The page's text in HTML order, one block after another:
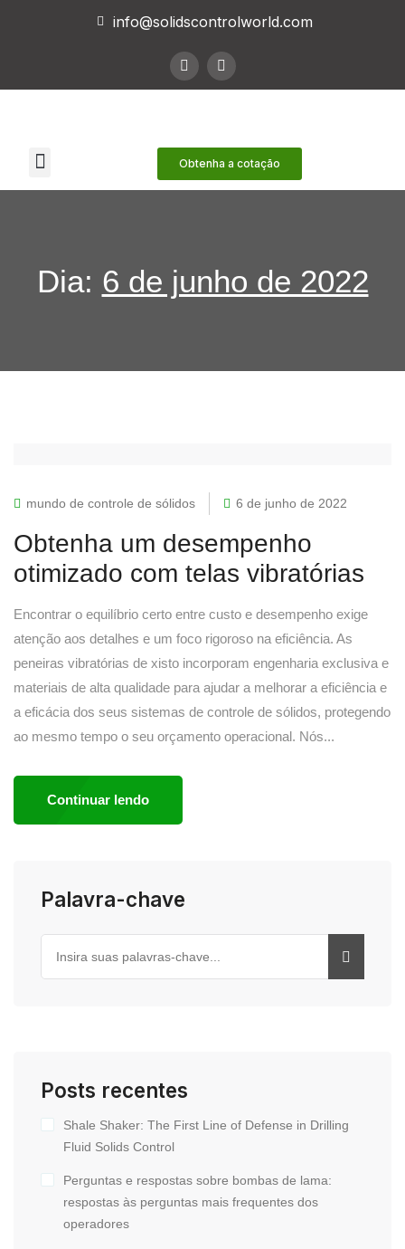
info@solidscontrolworld.com
Obtenha a cotação
Dia: 6 de junho de 2022
mundo de controle de sólidos 6 de junho de 2022
Obtenha um desempenho
otimizado com telas vibratórias
Encontrar o equilíbrio certo entre custo e desempenho exige
atenção aos detalhes e um foco rigoroso na eficiência. As
peneiras vibratórias de xisto incorporam engenharia exclusiva e
materiais de alta qualidade para ajudar a melhorar a eficiência e
a eficácia dos seus sistemas de controle de sólidos, protegendo
ao mesmo tempo o seu orçamento operacional. Nós...
Continuar lendo
Palavra-chave
Posts recentes
Shale Shaker: The First Line of Defense in Drilling
Fluid Solids Control
Perguntas e respostas sobre bombas de lama:
respostas às perguntas mais frequentes dos
operadores